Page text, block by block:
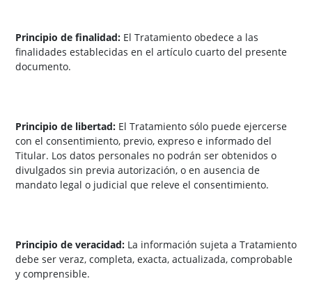
Principio de finalidad: El Tratamiento obedece a las
finalidades establecidas en el artículo cuarto del presente
documento.
Principio de libertad: El Tratamiento sólo puede ejercerse
con el consentimiento, previo, expreso e informado del
Titular. Los datos personales no podrán ser obtenidos o
divulgados sin previa autorización, o en ausencia de
mandato legal o judicial que releve el consentimiento.
Principio de veracidad: La información sujeta a Tratamiento
debe ser veraz, completa, exacta, actualizada, comprobable
y comprensible.